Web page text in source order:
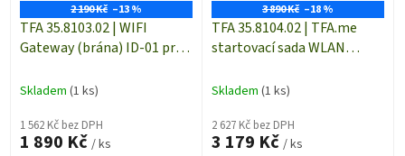
2 190 Kč –13 %
TFA 35.8103.02 | WIFI
Gateway (brána) ID-01 pro
dosah až 100 m
Skladem (1 ks)
1 562 Kč bez DPH
1 890 Kč / ks
3 890 Kč –18 %
TFA 35.8104.02 | TFA.me
startovací sada WLAN
čidlo ID-A3 pro systém
100 m
Skladem (1 ks)
2 627 Kč bez DPH
3 179 Kč / ks